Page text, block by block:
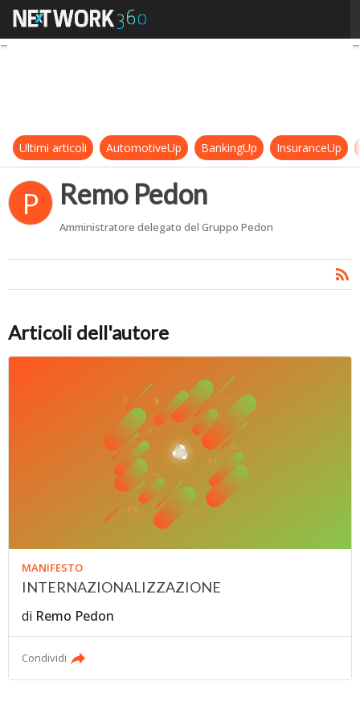
Remo Pedon
Ultimi articoli AutomotiveUp BankingUp InsuranceUp
P Remo Pedon
Amministratore delegato del Gruppo Pedon
Articoli dell'autore
MANIFESTO
INTERNAZIONALIZZAZIONE
di Remo Pedon
Condividi